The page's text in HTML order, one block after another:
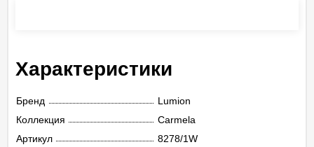
Характеристики
Бренд
Lumion
Коллекция
Carmela
Артикул
8278/1W